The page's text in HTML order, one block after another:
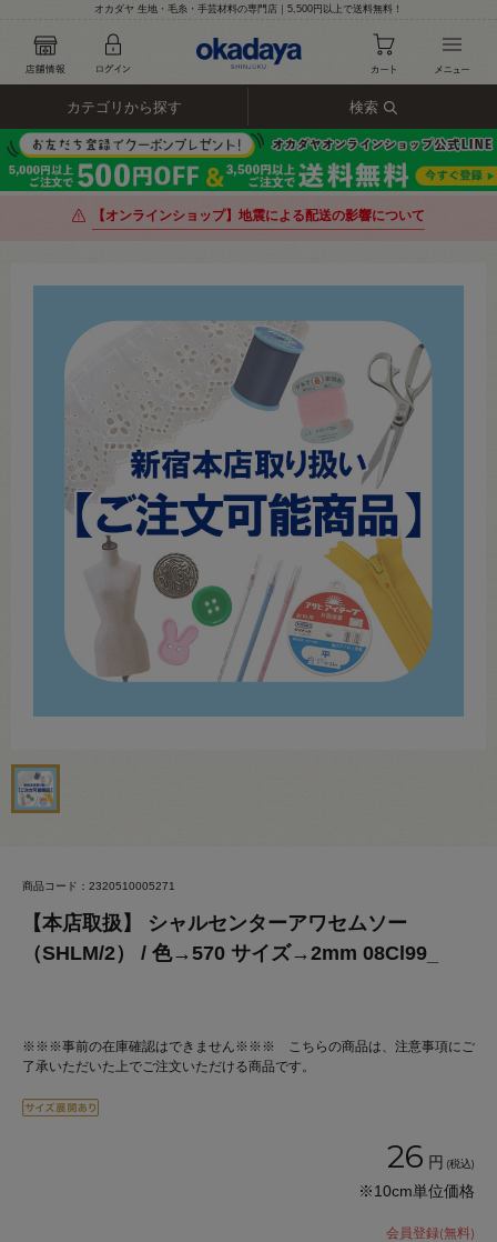
オカダヤ 生地・毛糸・手芸材料の専門店｜5,500円以上で送料無料！
カテゴリから探す 検索
【オンラインショップ】地震による配送の影響について
商品コード：2320510005271
【本店取扱】 シャルセンターアワセムソー
（SHLM/2） / 色→570 サイズ→2mm 08Cl99_
※※※事前の在庫確認はできません※※※ こちらの商品は、注意事項にご
了承いただいた上でご注文いただける商品です。
26 円 (税込)
※10cm単位価格
会員登録(無料)